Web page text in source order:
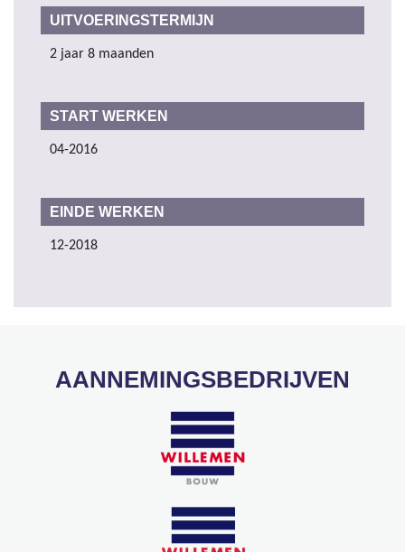
UITVOERINGSTERMIJN
2 jaar 8 maanden
START WERKEN
04-2016
EINDE WERKEN
12-2018
AANNEMINGSBEDRIJVEN